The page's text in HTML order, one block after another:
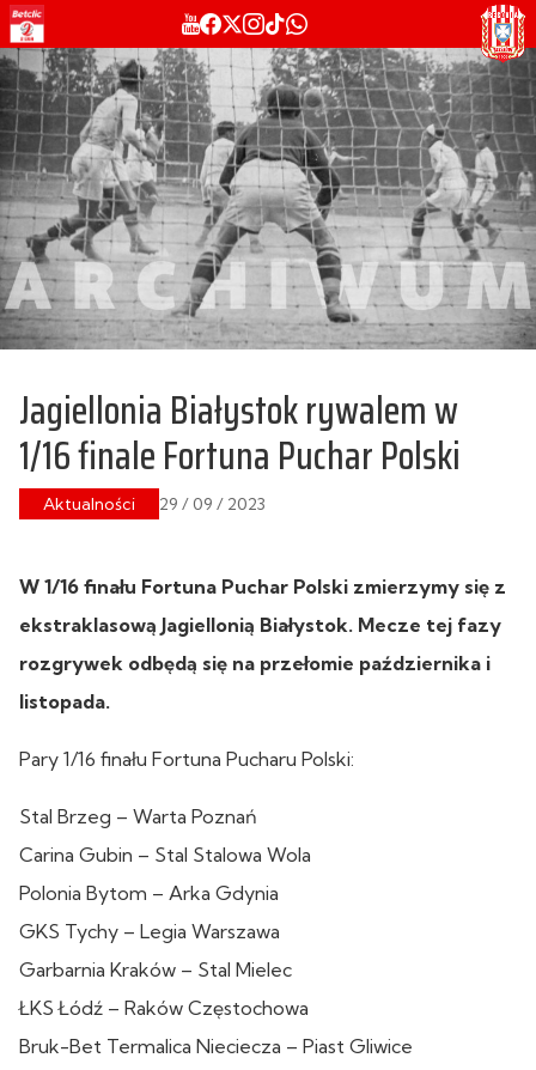
Jagiellonia Białystok rywalem w
1/16 finale Fortuna Puchar Polski
Aktualności 29 / 09 / 2023
W 1/16 finału Fortuna Puchar Polski zmierzymy się z
ekstraklasową Jagiellonią Białystok. Mecze tej fazy
rozgrywek odbędą się na przełomie października i
listopada.
Pary 1/16 finału Fortuna Pucharu Polski:
Stal Brzeg – Warta Poznań
Carina Gubin – Stal Stalowa Wola
Polonia Bytom – Arka Gdynia
GKS Tychy – Legia Warszawa
Garbarnia Kraków – Stal Mielec
ŁKS Łódź – Raków Częstochowa
Bruk-Bet Termalica Nieciecza – Piast Gliwice